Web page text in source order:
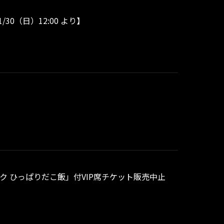
（日）12:00 より】
ひっぱりだこ飯」付VIP席チケット販売中止